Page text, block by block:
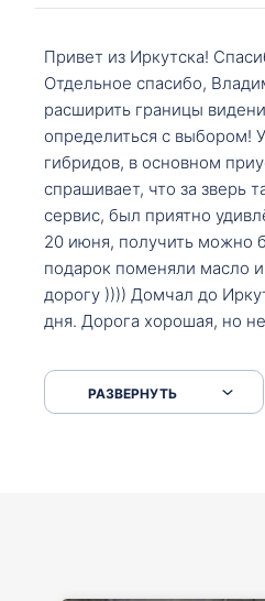
Привет из Иркутска!
Отдельное спасибо,
расширить границы
определиться с выбором!
гибридов, в основном
спрашивает, что за зверь
сервис, был приятно
20 июня, получить можно
подарок поменяли масло
дорогу )))) Домчал до
дня. Дорога хорошая, но
серпантинах по пути
РАЗВЕРНУТЬ